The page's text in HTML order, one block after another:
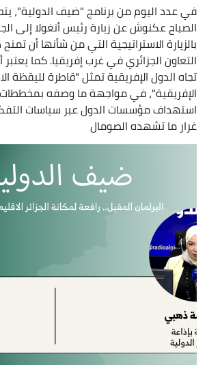
في عدد اليوم من برنامج "ضيف الدولية"،
الصباح عكنوش عن زيارة رئيس أنغولا إلى
بالزيارة الاستراتيجية التي من شأنها أن
التعاون الجزائري في غرب إفريقيا. كما يعتبر
تجاه الدول الإفريقية تمثل "قاطرة لليقظة
الإفريقية"، في مواجهة ما وصفه
استهداف مؤسسات الدول عبر سياسات
غرار ما تشهده الصومال